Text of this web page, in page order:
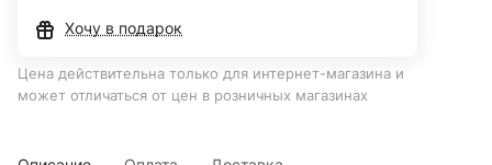
Хочу в подарок
Цена действительна только для интернет-магазина и
может отличаться от цен в розничных магазинах